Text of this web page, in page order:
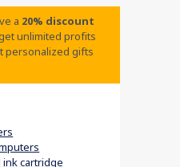
a 20% discount
unlimited profits
personalized gifts
ink cartridge